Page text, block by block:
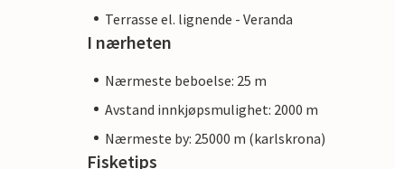
Terrasse el. lignende - Veranda
I nærheten
Nærmeste beboelse: 25 m
Avstand innkjøpsmulighet: 2000 m
Nærmeste by: 25000 m (karlskrona)
Fisketips